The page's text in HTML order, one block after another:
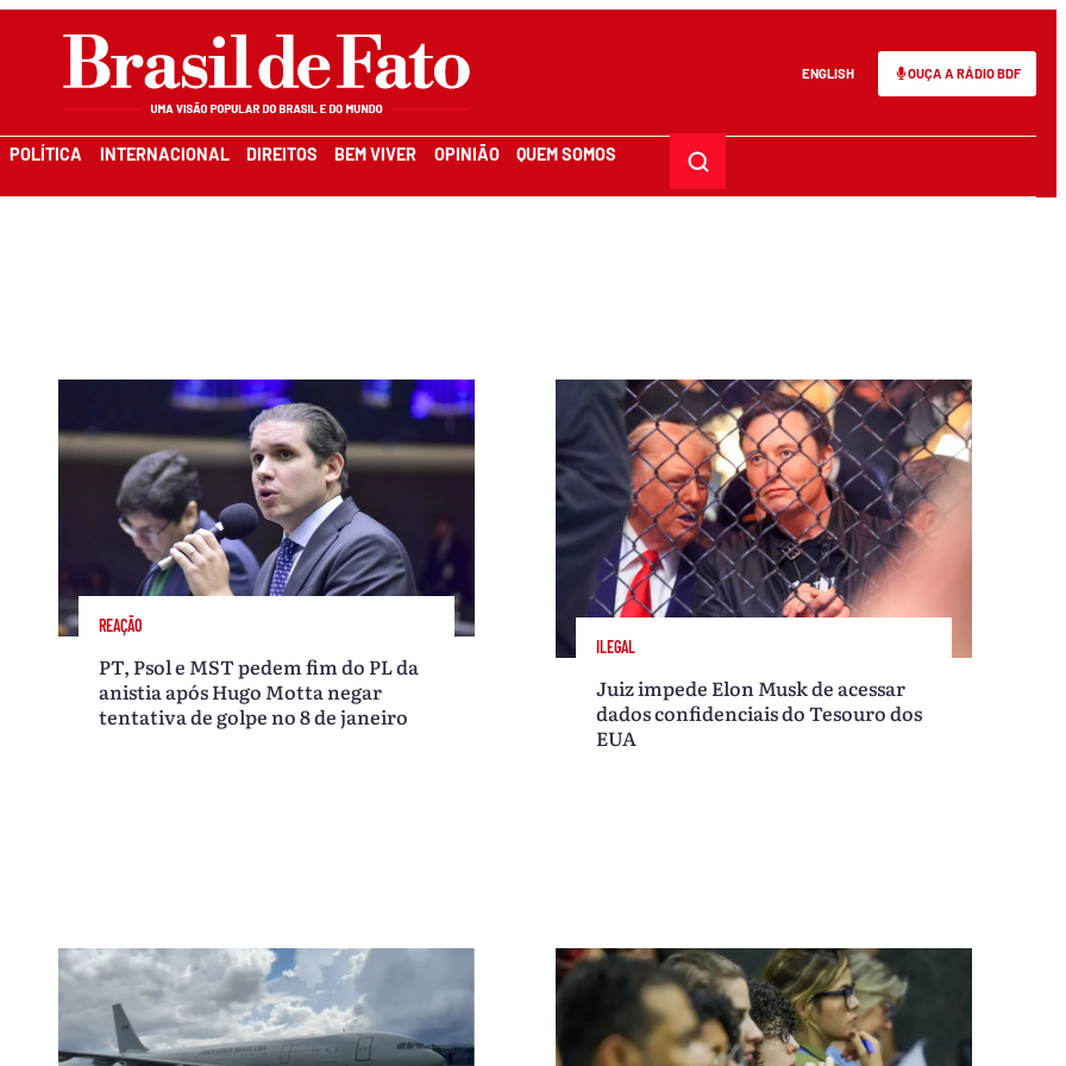
ENGLISH OUÇA A RÁDIO BDF
POLÍTICA INTERNACIONAL DIREITOS BEM VIVER OPINIÃO QUEM SOMOS
REAÇÃO
PT, Psol e MST pedem fim do PL da
anistia após Hugo Motta negar
tentativa de golpe no 8 de janeiro
ILEGAL
Juiz impede Elon Musk de acessar
dados confidenciais do Tesouro dos
EUA